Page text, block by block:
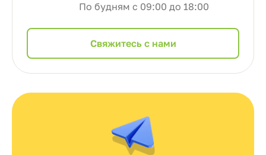
По будням с 09:00 до 18:00
Cвяжитесь с нами